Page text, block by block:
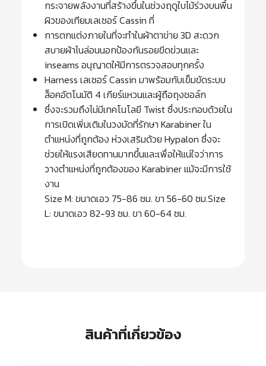
กระจายพลังงานที่สร้างขึ้นในช่วงฤดูใบไม้ร่วงบนพื้น
ผิวของเทียมเลเซอร์ Cassin ที่
การตกแต่งภายในที่จะทำในผ้าตาข่าย 3D สะดวก
สบายผ้าไนล่อนนอกป้องกันรอยขีดข่วนและ
inseams อนุญาตให้มีการตรวจสอบทุกครั้ง
Harness เลเซอร์ Cassin มาพร้อมกับเข็มขัดระบบ
ล็อคอัตโนมัติ 4 เกียร์แหวนและผู้ถือถุงชอล์ก
ซึ่งจะรวมถึงไม่มีเทคโนโลยี Twist ซึ่งประกอบด้วยใน
การเปิดเพิ่มเติมในวงมัดที่รักษา Karabiner ใน
ตำแหน่งที่ถูกต้อง ห่วงเสริมด้วย Hypalon ซึ่งจะ
ช่วยให้แรงเสียดทานมากขึ้นและเพื่อให้แน่ใจว่าการ
วางตำแหน่งที่ถูกต้องของ Karabiner แม้จะมีการใช้
งาน
Size M: ขนาดเอว 75-86 ซม. ขา 56-60 ซม.Size
L: ขนาดเอว 82-93 ซม. ขา 60-64 ซม.
สินค้าที่เกี่ยวข้อง